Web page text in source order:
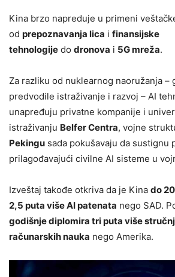
Kina brzo napreduje u primeni
od prepoznavanja lica i finansijske
tehnologije do dronova i 5G mreža.
Za razliku od nuklearnog naoružanja –
predvodile istraživanje i razvoj – AI
unapređuju privatne kompanije i
istraživanju Belfer Centra, vojne
Pekingu sada pokušavaju da sustignu
prilagođavajući civilne AI sisteme u
Izveštaj takođe otkriva da je Kina do
2,5 puta više AI patenata nego SAD.
godišnje diplomira tri puta više
računarskih nauka nego Amerika.